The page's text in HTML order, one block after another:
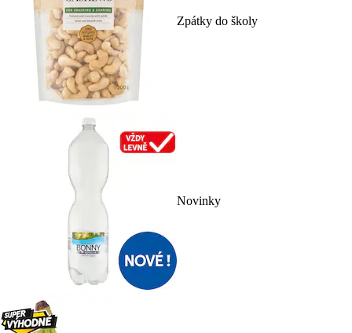
Zpátky do školy
Novinky